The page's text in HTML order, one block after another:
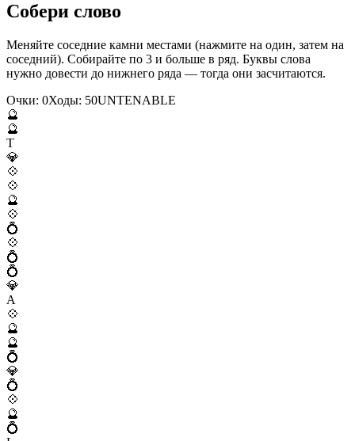
Собери слово
Меняйте соседние камни местами (нажмите на один, затем на
соседний). Собирайте по 3 и больше в ряд. Буквы слова
нужно довести до нижнего ряда — тогда они засчитаются.
Очки: 0Ходы: 50UNTENABLE
🔮
🔮
T
💎
💠
💠
🔮
💠
💍
💠
💍
💍
💎
A
💠
🔮
🔮
💍
💎
💍
💠
🔮
💍